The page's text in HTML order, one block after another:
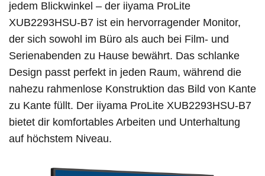
jedem Blickwinkel – der iiyama ProLite
XUB2293HSU-B7 ist ein hervorragender Monitor,
der sich sowohl im Büro als auch bei Film- und
Serienabenden zu Hause bewährt. Das schlanke
Design passt perfekt in jeden Raum, während die
nahezu rahmenlose Konstruktion das Bild von Kante
zu Kante füllt. Der iiyama ProLite XUB2293HSU-B7
bietet dir komfortables Arbeiten und Unterhaltung
auf höchstem Niveau.